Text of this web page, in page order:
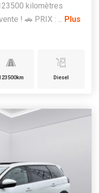
kilomètres
! 🚗 PRIX : ... Plus
Diesel